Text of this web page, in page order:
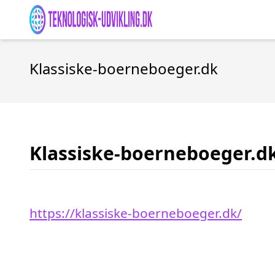
Klassiske-boerneboeger.dk
Klassiske-
https://klassiske-boerneboeger.dk/